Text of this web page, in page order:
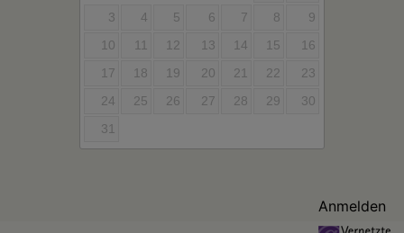
3
4 5 6 7 8
9
10
11 12 13 14 15
16
17
18 19 20 21 22
23
24
25 26 27 28 29
30
31
Anmelden